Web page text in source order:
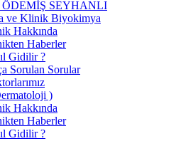
ÖDEMİŞ SEYHANLI
ve Klinik Biyokimya
Hakkında
Haberler
Gidilir ?
Sorulan Sorular
)
Hakkında
Haberler
Gidilir ?